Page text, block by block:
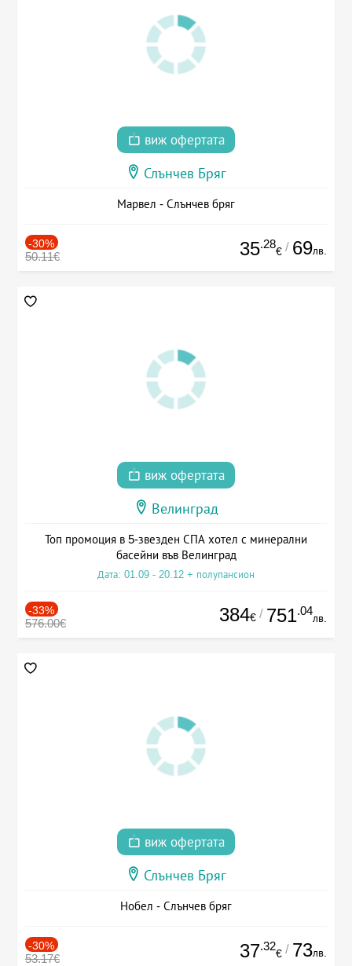
виж офертата
Слънчев Бряг
Марвел - Слънчев бряг
-30%
50.11€ 35.28
€ / 69лв.
виж офертата
Велинград
Топ промоция в 5-звезден СПА хотел с минерални
басейни във Велинград
Дата: 01.09 - 20.12 + полупансион
-33%
576.00€ 384€ / 751.04
лв.
виж офертата
Слънчев Бряг
Нобел - Слънчев бряг
-30%
53.17€ 37.32
€ / 73лв.